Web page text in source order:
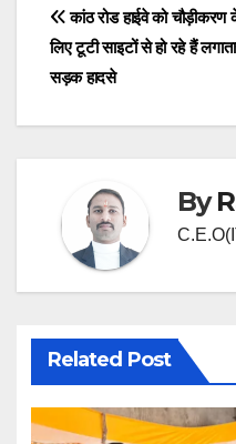
Post
navigation
कांठ रोड हाईवे को चौड़ीकरण
लिए टूटी साइटों से हो रहे हैं
सड़क हादसे
By
Related Post